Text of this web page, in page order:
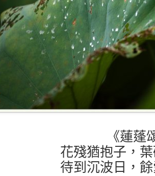
《蓮蓬
花殘猶抱子，
待到沉波日，